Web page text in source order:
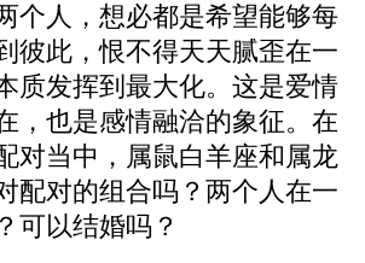
个人，想必都是希望能够每
彼此，恨不得天天腻歪在一
质发挥到最大化。这是爱情
，也是感情融洽的象征。在
对当中，属鼠白羊座和属龙
配对的组合吗？两个人在一
可以结婚吗？